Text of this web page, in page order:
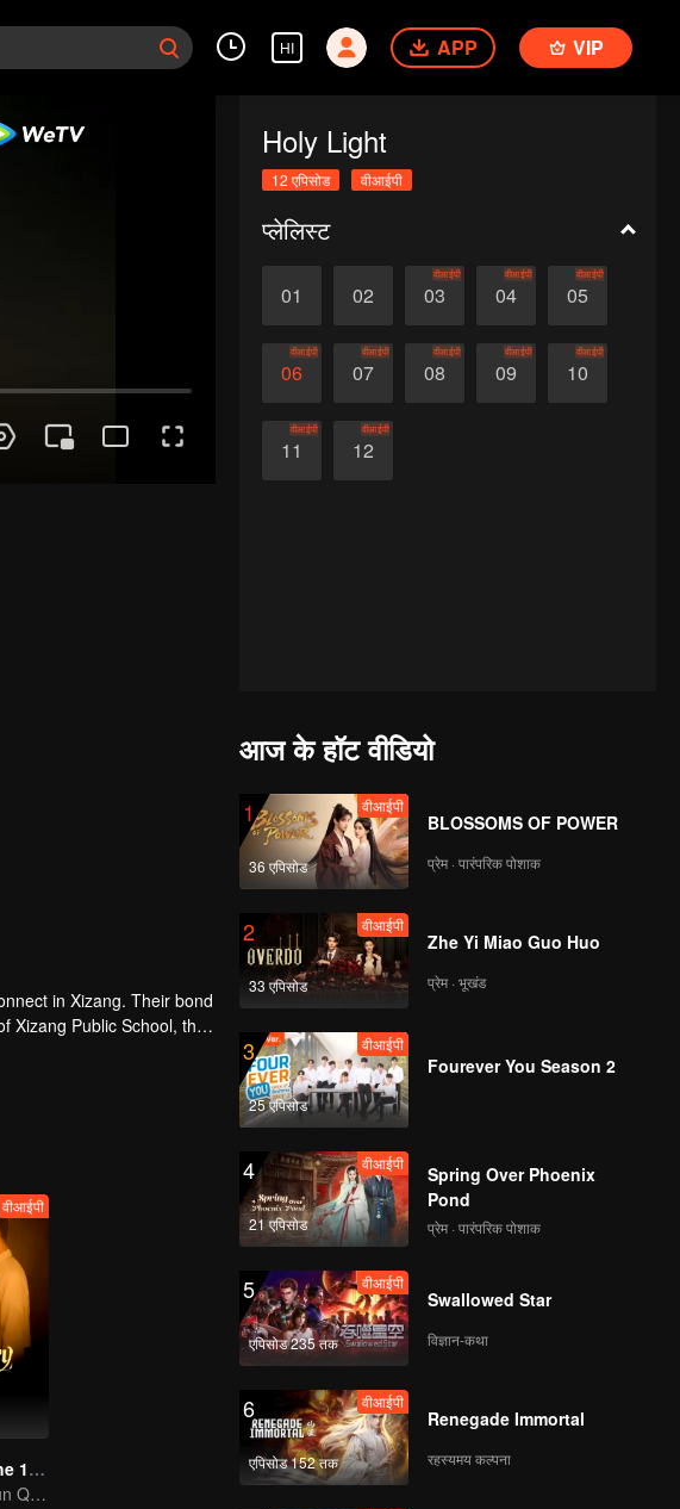
HI APP VIP
Holy Light
12 एपिसोड वीआईपी
प्लेलिस्ट
01 02 03
वीआईपी
04
वीआईपी
05
वीआईपी
06
वीआईपी
07
वीआईपी
08
वीआईपी
09
वीआईपी
10
वीआईपी
11
वीआईपी
12
वीआईपी
in Xizang. Their bond
Xizang Public School, the
changes
वीआईपी
Love Story in the 1970s
Chen Feiyu & Sun Qian’s Romantic Love Story
आज के हॉट वीडियो
1
36 एपिसोड
वीआईपी
BLOSSOMS OF POWER
प्रेम · पारंपरिक पोशाक
2
33 एपिसोड
वीआईपी
Zhe Yi Miao Guo Huo
प्रेम · भूखंड
3
25 एपिसोड
वीआईपी
Fourever You Season 2
4
21 एपिसोड
वीआईपी
Spring Over Phoenix
Pond
प्रेम · पारंपरिक पोशाक
5
एपिसोड 235 तक
वीआईपी
Swallowed Star
विज्ञान-कथा
6
एपिसोड 152 तक
वीआईपी
Renegade Immortal
रहस्यमय कल्पना